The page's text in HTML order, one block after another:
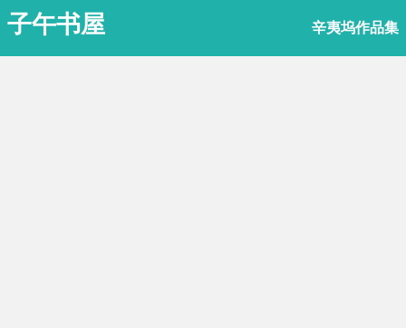
子午书屋 辛夷坞作品集